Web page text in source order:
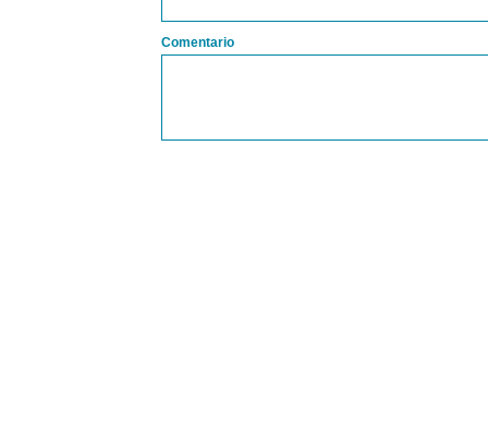
Comentario